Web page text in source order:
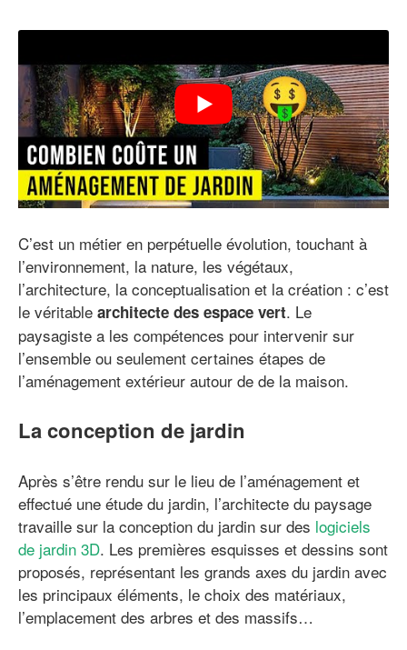
C’est un métier en perpétuelle évolution, touchant à
l’environnement, la nature, les végétaux,
l’architecture, la conceptualisation et la création : c’est
le véritable architecte des espace vert. Le
paysagiste a les compétences pour intervenir sur
l’ensemble ou seulement certaines étapes de
l’aménagement extérieur autour de de la maison.
La conception de jardin
Après s’être rendu sur le lieu de l’aménagement et
effectué une étude du jardin, l’architecte du paysage
travaille sur la conception du jardin sur des logiciels
de jardin 3D. Les premières esquisses et dessins sont
proposés, représentant les grands axes du jardin avec
les principaux éléments, le choix des matériaux,
l’emplacement des arbres et des massifs…